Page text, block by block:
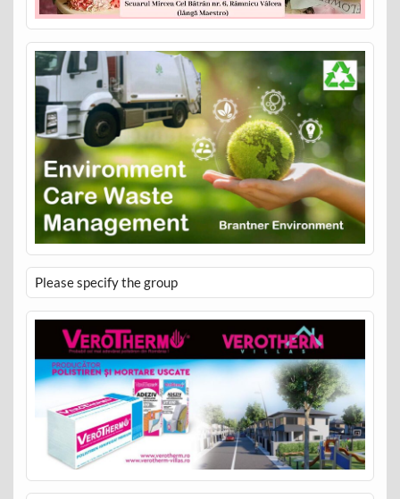
Please specify the group